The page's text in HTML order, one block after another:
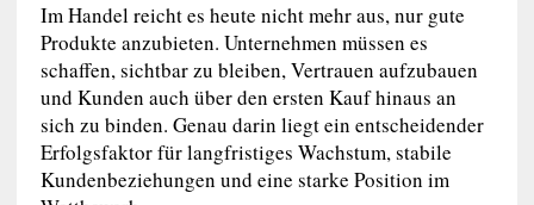
Im Handel reicht es heute nicht mehr aus, nur gute
Produkte anzubieten. Unternehmen müssen es
schaffen, sichtbar zu bleiben, Vertrauen aufzubauen
und Kunden auch über den ersten Kauf hinaus an
sich zu binden. Genau darin liegt ein entscheidender
Erfolgsfaktor für langfristiges Wachstum, stabile
Kundenbeziehungen und eine starke Position im